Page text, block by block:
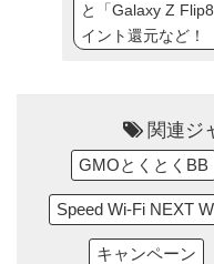
と「Galaxy Z
イント還元など！
関連ジ
GMOとくとくBB
Speed Wi-Fi NEXT
キャンペーン